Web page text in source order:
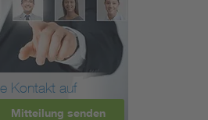
Kontakt auf
Mitteilung senden